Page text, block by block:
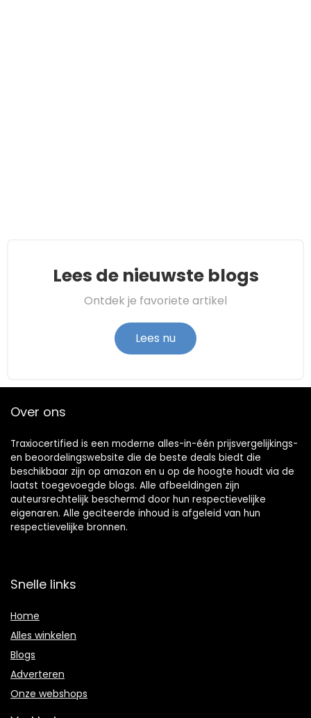
Lees de nieuwste blogs
Ontdek je favoriete artikel
Lees nu
Over ons
Traxiocertified is een moderne alles-in-één prijsvergelijkings-
en beoordelingswebsite die de beste deals biedt die
beschikbaar zijn op amazon en u op de hoogte houdt via de
laatst toegevoegde blogs. Alle afbeeldingen zijn
auteursrechtelijk beschermd door hun respectievelijke
eigenaren. Alle geciteerde inhoud is afgeleid van hun
respectievelijke bronnen.
Snelle links
Home
Alles winkelen
Blogs
Adverteren
Onze webshops